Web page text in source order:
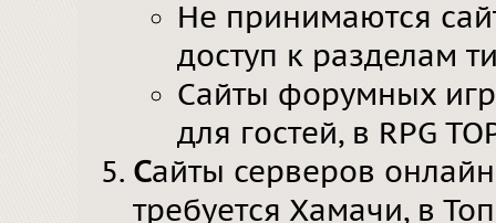
Не принимаются
доступ к разделам
Сайты форумных
для гостей, в RPG
Сайты серверов
требуется Хамачи, в